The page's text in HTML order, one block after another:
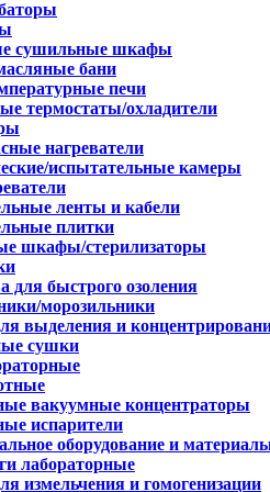
сушильные шкафы
бани
печи
термостаты/охладители
нагреватели
испытательные камеры
ленты и кабели
плитки
шкафы/стерилизаторы
для быстрого озоления
морозильники
выделения и
сушки
вакуумные концентраторы
испарители
оборудование и
лабораторные
измельчения и гомогенизации